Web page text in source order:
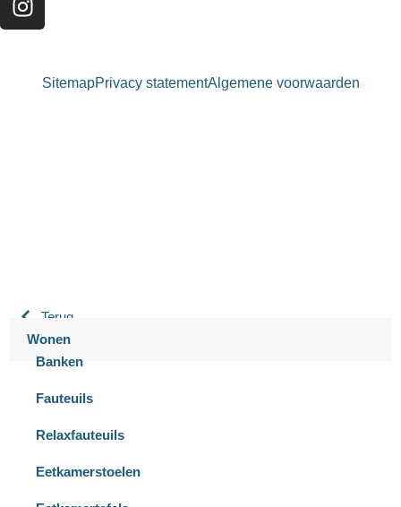
SitemapPrivacy statementAlgemene voorwaarden
Terug
Wonen
Banken
Fauteuils
Relaxfauteuils
Eetkamerstoelen